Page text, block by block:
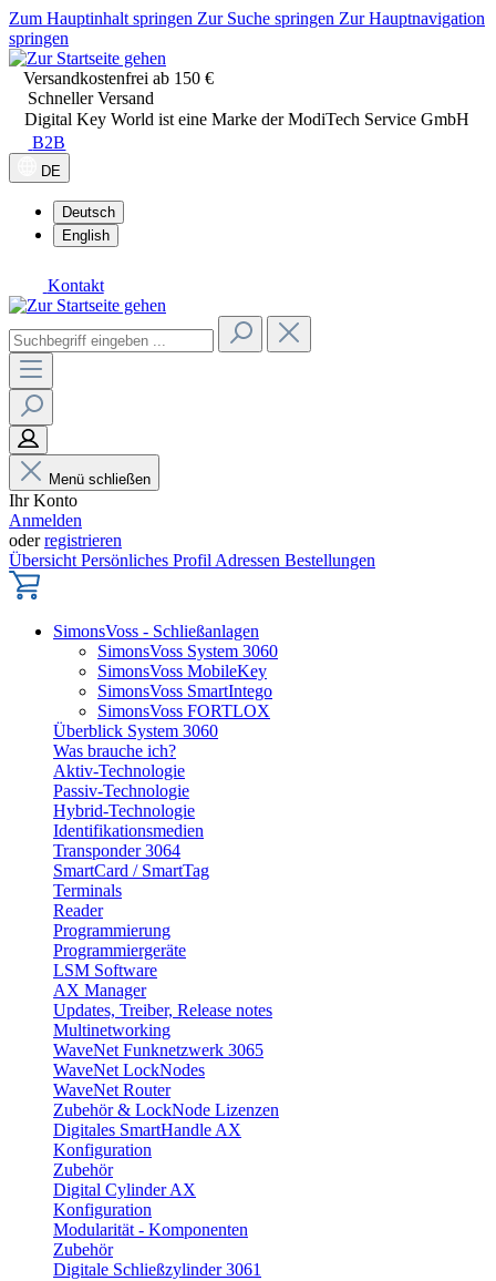
Zum Hauptinhalt springen Zur Suche springen Zur Hauptnavigation
springen
Versandkostenfrei ab 150 €
Schneller Versand
Digital Key World ist eine Marke der ModiTech Service GmbH
B2B
DE
Deutsch
English
Kontakt
Menü schließen
Ihr Konto
Anmelden
oderregistrieren
Übersicht Persönliches Profil Adressen Bestellungen
SimonsVoss - Schließanlagen
SimonsVoss System 3060
SimonsVoss MobileKey
SimonsVoss SmartIntego
SimonsVoss FORTLOX
Überblick System 3060
Was brauche ich?
Aktiv-Technologie
Passiv-Technologie
Hybrid-Technologie
Identifikationsmedien
Transponder 3064
SmartCard / SmartTag
Terminals
Reader
Programmierung
Programmiergeräte
LSM Software
AX Manager
Updates, Treiber, Release notes
Multinetworking
WaveNet Funknetzwerk 3065
WaveNet LockNodes
WaveNet Router
Zubehör & LockNode Lizenzen
Digitales SmartHandle AX
Konfiguration
Zubehör
Digital Cylinder AX
Konfiguration
Modularität - Komponenten
Zubehör
Digitale Schließzylinder 3061